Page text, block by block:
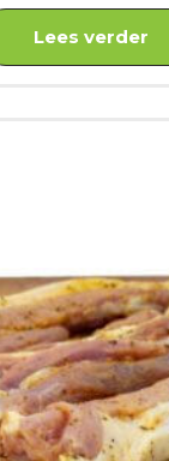
Lees verder